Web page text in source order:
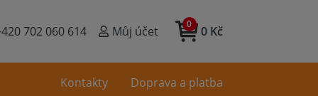
702 060 614 Můj účet 0 Kč
0
Kontakty Doprava a platba